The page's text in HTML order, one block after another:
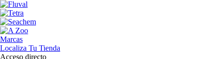
Marcas
Localiza Tu Tienda
Acceso directo